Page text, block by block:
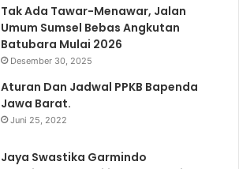
Tak Ada Tawar-Menawar, Jalan
Umum Sumsel Bebas Angkutan
Batubara Mulai 2026
Desember 30, 2025
Aturan Dan Jadwal PPKB Bapenda
Jawa Barat.
Juni 25, 2022
Jaya Swastika Garmindo